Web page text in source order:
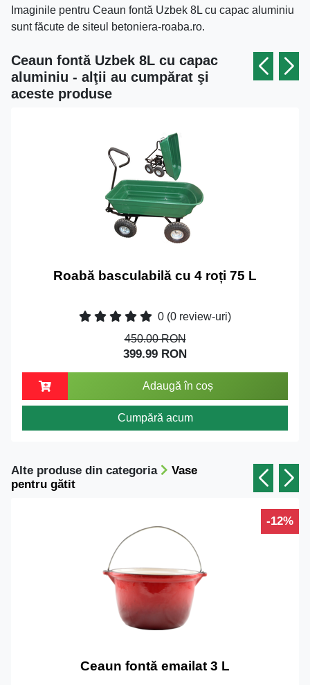
Imaginile pentru Ceaun fontă Uzbek 8L cu capac aluminiu
sunt făcute de siteul betoniera-roaba.ro.
Ceaun fontă Uzbek 8L cu capac
aluminiu - alţii au cumpărat şi
aceste produse
Roabă basculabilă cu 4 roți 75 L
0 (0 review-uri)
450.00 RON
399.99 RON
Adaugă în coș
Cumpără acum
Alte produse din categoria
Vase
pentru gătit
-12%
Ceaun fontă emailat 3 L